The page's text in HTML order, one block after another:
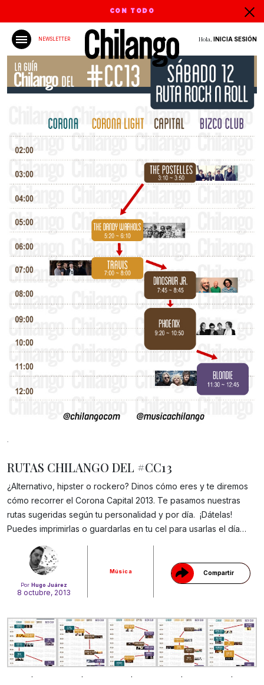
CON TODO
NEWSLETTER Hola, INICIA SESIÓN
Por Hugo Juárez
8 octubre, 2013
Música Compartir
Gracias!
RUTAS CHILANGO DEL #CC13
¿Alternativo, hipster o rockero? Dinos cómo eres y te diremos
cómo recorrer el Corona Capital 2013. Te pasamos nuestras
rutas sugeridas según tu personalidad y por día. ¡Dátelas!
Puedes imprimirlas o guardarlas en tu cel para usarlas el día…
. . . . .